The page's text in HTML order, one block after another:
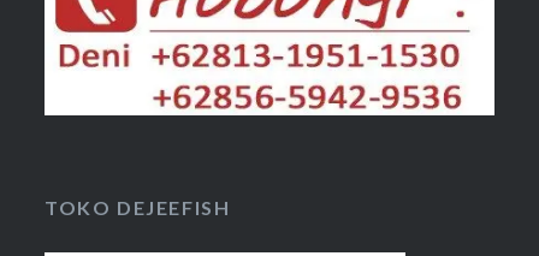
TOKO DEJEEFISH